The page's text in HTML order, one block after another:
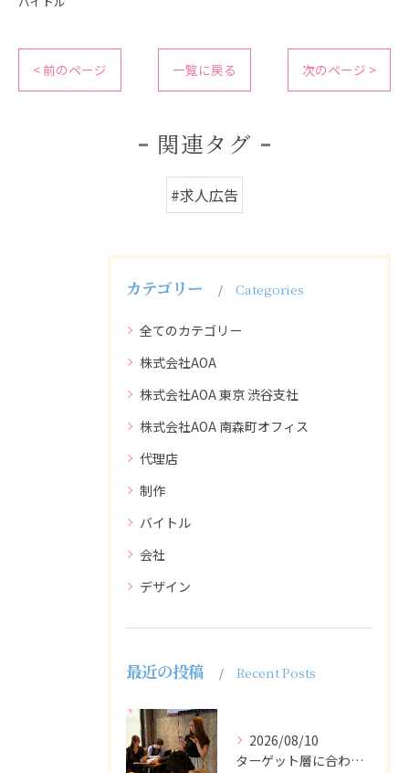
< 前のページ 一覧に戻る 次のページ >
関連タグ
#求人広告
カテゴリー Categories
全てのカテゴリー
株式会社AOA
株式会社AOA 東京 渋谷支社
株式会社AOA 南森町オフィス
代理店
制作
バイトル
会社
デザイン
最近の投稿 Recent Posts
2026/08/10
ターゲット層に合わせた言葉遣いや表現も重要です。